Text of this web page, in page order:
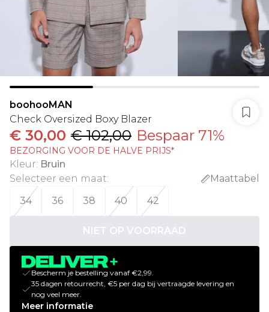
boohooMAN
Check Oversized Boxy Blazer
€ 30,00 € 102,00 Bespaar 71%
BEZORGING VOOR DE HALVE PRIJS*
Kleur: Bruin
Selecteer een maat:
Maattabel
34
36 38 40 42
NIET OP VOORRAAD
Bescherm je bestelling vanaf €2,99.
35 dagen retourrecht, €5 per dag bij vertraagde levering en
nog veel meer.
Meer informatie